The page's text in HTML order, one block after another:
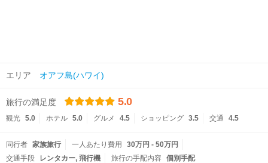
エリア オアフ島(ハワイ)
旅行の満足度 5.0
観光 5.0 ホテル 5.0 グルメ 4.5 ショッピング 3.5 交通 4.5
同行者 家族旅行 一人あたり費用
30万円 - 50万円
交通手段
レンタカー 飛行機 旅行の手配内容 個別手配